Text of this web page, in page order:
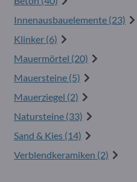
Innenausbauelemente (23)
Klinker (6)
Mauermörtel (20)
Mauersteine (5)
Mauerziegel (2)
Natursteine (33)
Sand & Kies (14)
Verblendkeramiken (2)